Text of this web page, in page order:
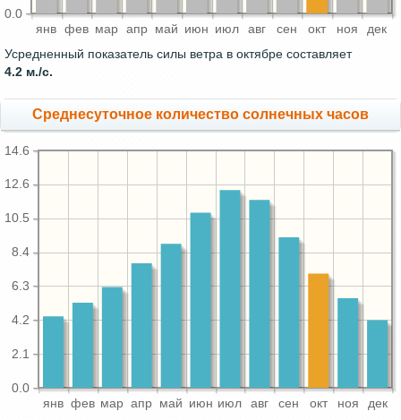
янв фев мар апр май июн июл авг сен окт ноя дек
0.0
Усредненный показатель силы ветра в октябре составляет
4.2 м./с.
Среднесуточное количество солнечных часов
янв фев мар апр май июн июл авг сен окт ноя дек
0.0
2.1
4.2
6.3
8.4
10.5
12.6
14.6